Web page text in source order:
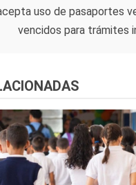
uso de pasaportes
vencidos para trámites